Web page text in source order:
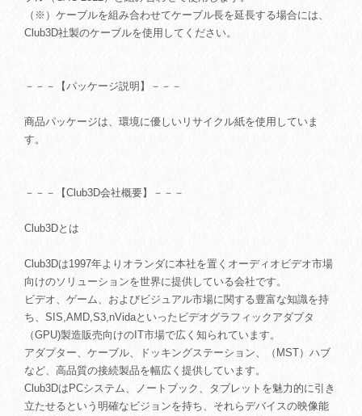
（※）ケーブルを組み合わせてケーブル長を延長する場合には、
Club3D社製のケーブルを使用してください。
－－－【パッケージ説明】－－－
商品パッケージは、環境に優しいリサイクル紙を使用していま
す。
－－－【Club3D会社概要】－－－
Club3Dとは
Club3Dは1997年よりオランダに本社を置くオーディオビデオ市場
向けのソリューションを世界に提供している会社です。
ビデオ、ゲーム、およびビジュアル市場に関する豊富な知識を持
ち、SIS,AMD,S3,nVidaといったビデオグラフィックアダプタ
（GPU)製造販売向けのIT市場で広く知られています。
アダプター、ケーブル、ドッキングステーション、（MST）ハブ
など、高品質の接続製品を幅広く提供しています。
Club3DはPCシステム、ノートブック、タブレットを魅力的に引き
立たせるという明確なビジョンを持ち、それらデバイスの映像能